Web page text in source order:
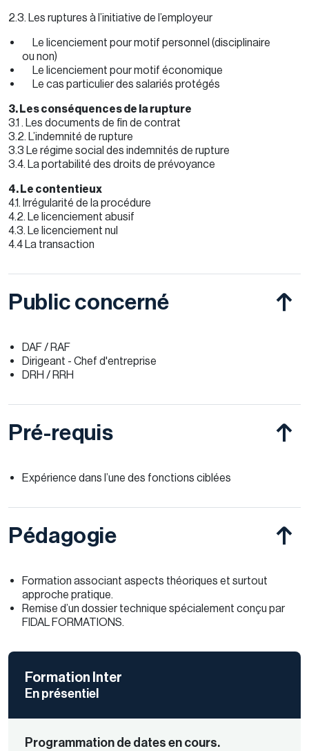
2.3. Les ruptures à l’initiative de l’employeur
Le licenciement pour motif personnel (disciplinaire
ou non)
Le licenciement pour motif économique
Le cas particulier des salariés protégés
3. Les conséquences de la rupture
3.1 . Les documents de fin de contrat
3.2. L’indemnité de rupture
3.3 Le régime social des indemnités de rupture
3.4. La portabilité des droits de prévoyance
4. Le contentieux
4.1. Irrégularité de la procédure
4.2. Le licenciement abusif
4.3. Le licenciement nul
4.4 La transaction
Public concerné
DAF / RAF
Dirigeant - Chef d'entreprise
DRH / RRH
Pré-requis
Expérience dans l’une des fonctions ciblées
Pédagogie
Formation associant aspects théoriques et surtout
approche pratique.
Remise d’un dossier technique spécialement conçu par
FIDAL FORMATIONS.
Formation Inter
En présentiel
Programmation de dates en cours.